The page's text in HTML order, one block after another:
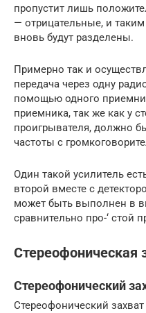
пропустит лишь
— отрицательные, и
вновь будут разделены.
Примерно так и
передача через одну
помощью одного
приемника, так же как у
проигрывателя, должно
частоты с
Один такой усилитель
второй вместе с
может быть выполнен в
сравнительно про-‘ стой
Стереофоническая
Стереофонический
Стереофонический